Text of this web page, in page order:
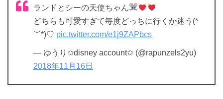
ランドとシーの天使ちゃん
どちらも可愛すぎて毎度どっちに行くか迷う(*
´˘`*)♡ pic.twitter.com/e1j9ZAPbcs
— ゆうり✩disney account✩ (@rapunzels2yu)
2018年11月16日